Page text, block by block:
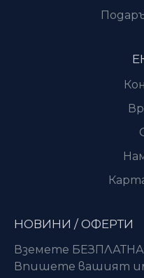
НОВИНИ / ОФЕРТИ
Вземете
Впишете вашият